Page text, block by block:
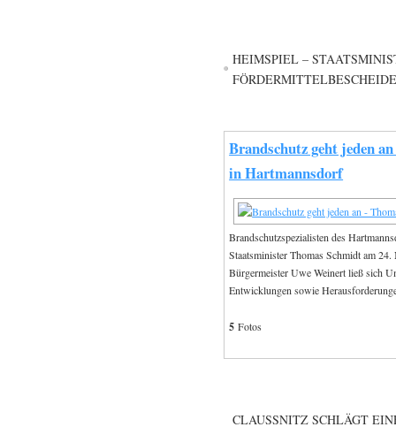
HEIMSPIEL –
Brandschutz geht jeden
in Hartmannsdorf
Brandschutzspezialisten des
Staatsminister Thomas Schmidt am
Bürgermeister Uwe Weinert ließ sich
Entwicklungen sowie
5 Fotos
CLAUSSNITZ SCHLÄGT